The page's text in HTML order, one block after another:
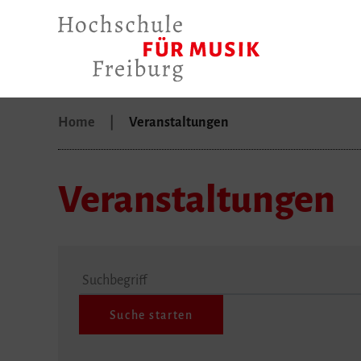
Home Veranstaltungen
Veranstaltungen
Suchbegriff